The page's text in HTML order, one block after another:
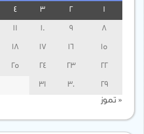
3
15
16
17
18
22
23
24
25
29
30
31
« تموز